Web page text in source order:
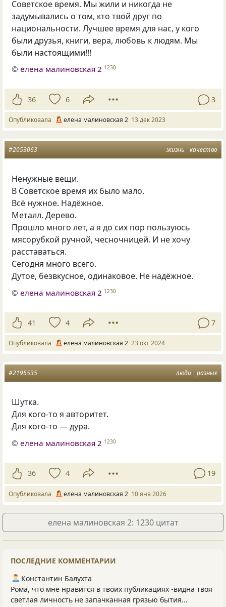
Советское время. Мы жили и никогда не
задумывались о том, кто твой друг по
национальности. Лучшее время для нас, у кого
были друзья, книги, вера, любовь к людям. Мы
были настоящими!!!
©елена малиновская 2 1230
36 6 3
Опубликовала елена малиновская 2 13 дек 2023
жизнь качество
#2053063
Ненужные вещи.
В Советское время их было мало.
Всё нужное. Надёжное.
Металл. Дерево.
Прошло много лет, а я до сих пор пользуюсь
мясорубкой ручной, чесночницей. И не хочу
расставаться.
Сегодня много всего.
Дутое, безвкусное, одинаковое. Не надёжное.
©елена малиновская 2 1230
41 4 7
Опубликовала елена малиновская 2 23 окт 2024
люди разные
#2195535
Шутка.
Для кого-то я авторитет.
Для кого-то — дура.
©елена малиновская 2 1230
36 4 19
Опубликовала елена малиновская 2 10 янв 2026
елена малиновская 2: 1230 цитат
ПОСЛЕДНИЕ КОММЕНТАРИИ
Константин Балухта
Рома, что мне нравится в твоих публикациях -видна твоя
светлая личность не запачканная грязью бытия...